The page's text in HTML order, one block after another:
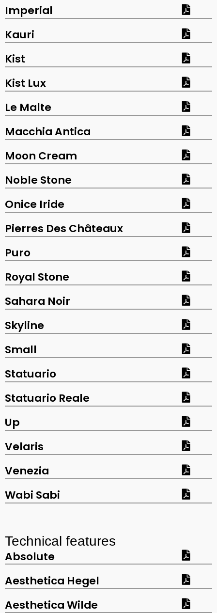
Imperial
Kauri
Kist
Kist Lux
Le Malte
Macchia Antica
Moon Cream
Noble Stone
Onice Iride
Pierres Des Châteaux
Puro
Royal Stone
Sahara Noir
Skyline
Small
Statuario
Statuario Reale
Up
Velaris
Venezia
Wabi Sabi
Technical features
Absolute
Aesthetica Hegel
Aesthetica Wilde